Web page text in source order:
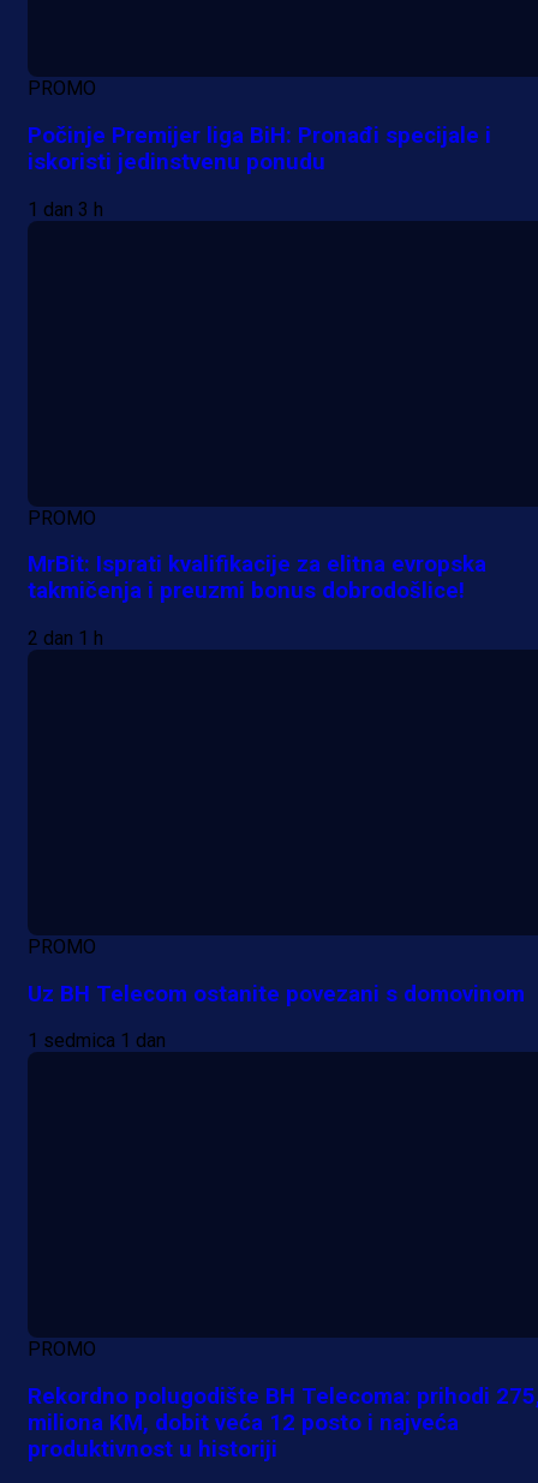
PROMO
Počinje Premijer liga BiH: Pronađi specijale i
iskoristi jedinstvenu ponudu
1 dan 3 h
PROMO
MrBit: Isprati kvalifikacije za elitna evropska
takmičenja i preuzmi bonus dobrodošlice!
2 dan 1 h
PROMO
Uz BH Telecom ostanite povezani s domovinom
1 sedmica 1 dan
PROMO
Rekordno polugodište BH Telecoma: prihodi
miliona KM, dobit veća 12 posto i najveća
produktivnost u historiji